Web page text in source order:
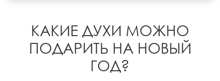
КАКИЕ ДУХИ МОЖНО
ПОДАРИТЬ НА НОВЫЙ
ГОД?